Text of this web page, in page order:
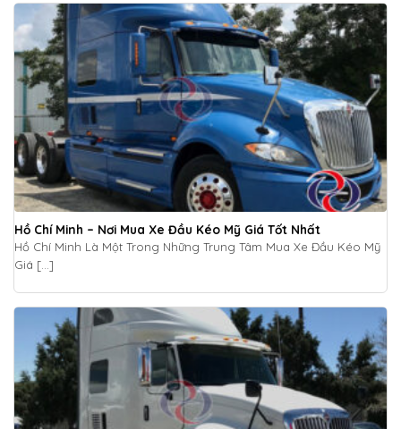
Hồ Chí Minh – Nơi Mua Xe Đầu Kéo Mỹ Giá Tốt Nhất
Hồ Chí Minh Là Một Trong Những Trung Tâm Mua Xe Đầu Kéo Mỹ
Giá [...]